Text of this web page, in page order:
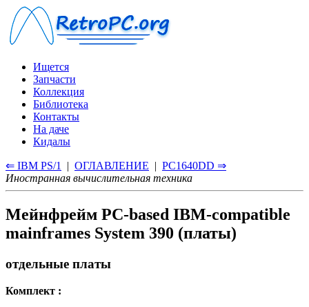
Ищется
Запчасти
Коллекция
Библиотека
Контакты
На даче
Кидалы
⇐ IBM PS/1 | ОГЛАВЛЕНИЕ | PC1640DD ⇒
Иностранная вычислительная техника
Мейнфрейм PC-based IBM-compatible
mainframes System 390 (платы)
отдельные платы
Комплект :